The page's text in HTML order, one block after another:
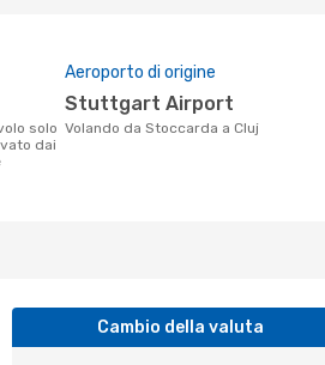
dai
Aeroporto di origine
Stuttgart Airport
Volando da Stoccarda a Cluj
Cambio della valuta